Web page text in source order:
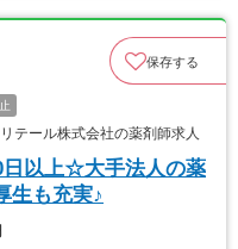
保存する
テール株式会社の薬剤師求人
日以上☆大手法人の薬
生も充実♪